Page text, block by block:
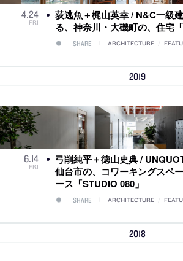
4.24
FRI
荻逃魚＋梶山英幸 / N&C一級
る、神奈川・大磯町の、住宅
SHARE ARCHITECTURE
2019
6.14
FRI
弓削純平＋徳山史典 /
仙台市の、コワーキングスペ
ース「STUDIO 080」
SHARE ARCHITECTURE
2018